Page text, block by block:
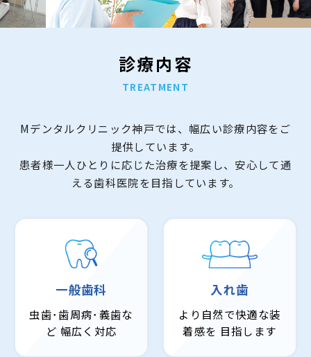
診療内容
TREATMENT
Mデンタルクリニック神戸では、幅広い診療内容をご
提供しています。
患者様一人ひとりに応じた治療を提案し、安心して通
える歯科医院を目指しています。
一般歯科
虫歯･歯周病･義歯な
ど 幅広く対応
入れ歯
より自然で快適な装
着感を 目指します